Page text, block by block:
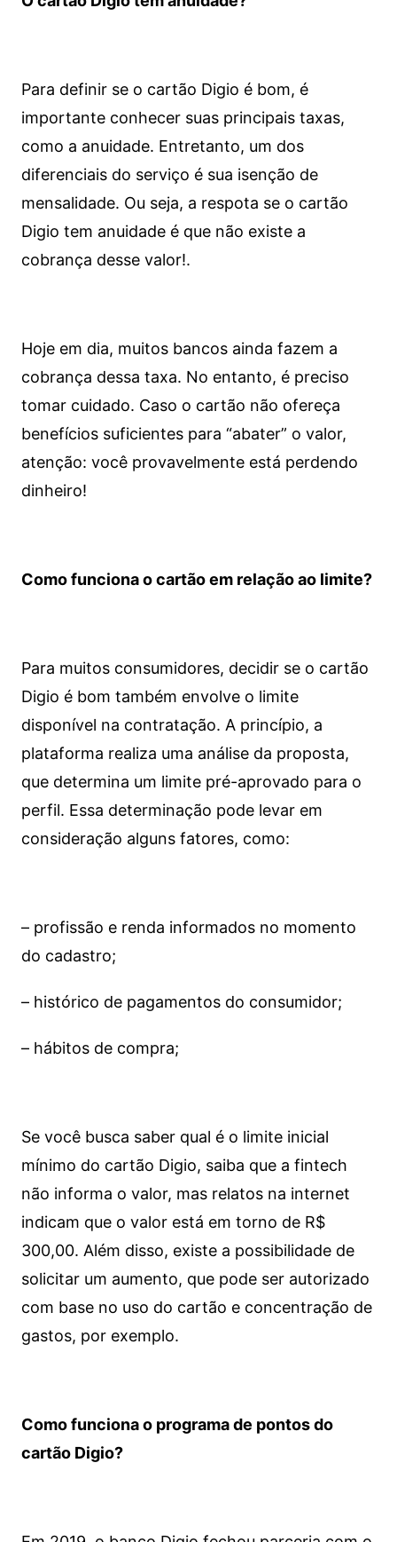
Para definir se o cartão Digio é bom, é
importante conhecer suas principais taxas,
como a anuidade. Entretanto, um dos
diferenciais do serviço é sua isenção de
mensalidade. Ou seja, a respota se o cartão
Digio tem anuidade é que não existe a
cobrança desse valor!.
Hoje em dia, muitos bancos ainda fazem a
cobrança dessa taxa. No entanto, é preciso
tomar cuidado. Caso o cartão não ofereça
benefícios suficientes para “abater” o valor,
atenção: você provavelmente está perdendo
dinheiro!
Como funciona o cartão em relação ao limite?
Para muitos consumidores, decidir se o cartão
Digio é bom também envolve o limite
disponível na contratação. A princípio, a
plataforma realiza uma análise da proposta,
que determina um limite pré-aprovado para o
perfil. Essa determinação pode levar em
consideração alguns fatores, como:
– profissão e renda informados no momento
do cadastro;
– histórico de pagamentos do consumidor;
– hábitos de compra;
Se você busca saber qual é o limite inicial
mínimo do cartão Digio, saiba que a fintech
não informa o valor, mas relatos na internet
indicam que o valor está em torno de R$
300,00. Além disso, existe a possibilidade de
solicitar um aumento, que pode ser autorizado
com base no uso do cartão e concentração de
gastos, por exemplo.
Como funciona o programa de pontos do
cartão Digio?